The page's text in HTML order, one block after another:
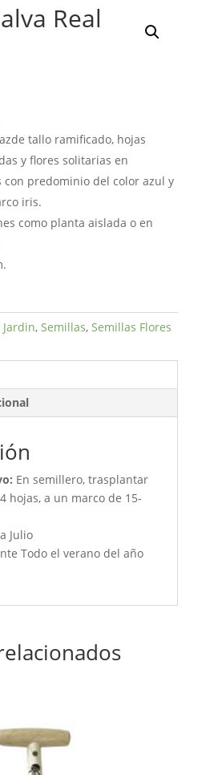
Real
tallo ramificado, hojas
y flores solitarias en
con predominio del color azul y
iris.
como planta aislada o en
, Semillas, Semillas Flores
En semillero, trasplantar
hojas, a un marco de 15-
Julio
Todo el verano del año